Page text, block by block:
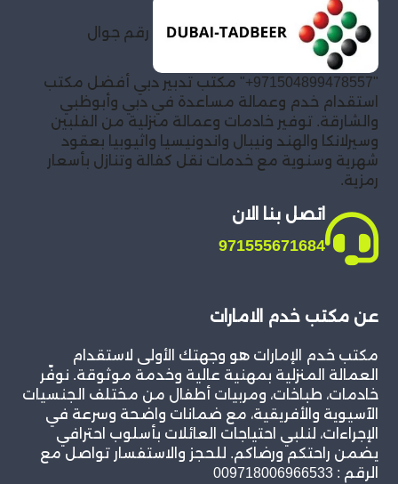
رقم جوال
"971504899478557+" مكتب تدبير دبي أفضل مكتب
استقدام خدم وعمالة مساعدة في دبي وأبوظبي
والشارقة. توفير خادمات وعمالة منزلية من الفلبين
وسيرلانكا والهند ونيبال واندونيسيا واثيوبيا بعقود
شهرية وسنوية مع خدمات نقل كفالة وتنازل بأسعار
رمزية.
اتصل بنا الان
971555671684
عن مكتب خدم الامارات
مكتب خدم الإمارات هو وجهتك الأولى لاستقدام
العمالة المنزلية بمهنية عالية وخدمة موثوقة. نوفّر
خادمات، طباخات، ومربيات أطفال من مختلف الجنسيات
الآسيوية والأفريقية، مع ضمانات واضحة وسرعة في
الإجراءات، لنلبي احتياجات العائلات بأسلوب احترافي
يضمن راحتكم ورضاكم. للحجز والاستفسار تواصل مع
الرقم : 009718006966533